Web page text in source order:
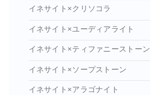
イネサイト×クリソコラ
イネサイト×ユーディアライト
イネサイト×ティファニーストーン
イネサイト×ソープストーン
イネサイト×アラゴナイト